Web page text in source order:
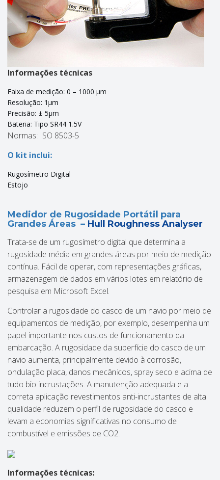
Informações técnicas
Faixa de medição: 0 – 1000 µm
Resolução: 1µm
Precisão: ± 5µm
Bateria: Tipo SR44 1.5V
Normas: ISO 8503-5
O kit inclui:
Rugosímetro Digital
Estojo
Medidor de Rugosidade Portátil para
Grandes Áreas – Hull Roughness Analyser
Trata-se de um rugosímetro digital que determina a
rugosidade média em grandes áreas por meio de medição
contínua. Fácil de operar, com representações gráficas,
armazenagem de dados em vários lotes em relatório de
pesquisa em Microsoft Excel.
Controlar a rugosidade do casco de um navio por meio de
equipamentos de medição, por exemplo, desempenha um
papel importante nos custos de funcionamento da
embarcação. A rugosidade da superfície do casco de um
navio aumenta, principalmente devido à corrosão,
ondulação placa, danos mecânicos, spray seco e acima de
tudo bio incrustações. A manutenção adequada e a
correta aplicação revestimentos anti-incrustantes de alta
qualidade reduzem o perfil de rugosidade do casco e
levam a economias significativas no consumo de
combustível e emissões de CO2.
Informações técnicas: